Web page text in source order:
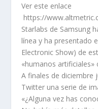
Ver este enlace
https://
Starlabs de Samsung
línea y ha presentado
Electronic Show) de
«humanos
A finales de
Twitter una serie de
«¿Alguna vez has